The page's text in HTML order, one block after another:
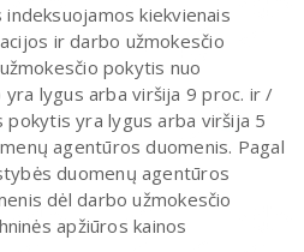
kiekvienais
ir darbo užmokesčio
pokytis nuo
lygus arba viršija 9 proc. ir /
yra lygus arba viršija 5
agentūros duomenis. Pagal
duomenų agentūros
dėl darbo užmokesčio
apžiūros kainos